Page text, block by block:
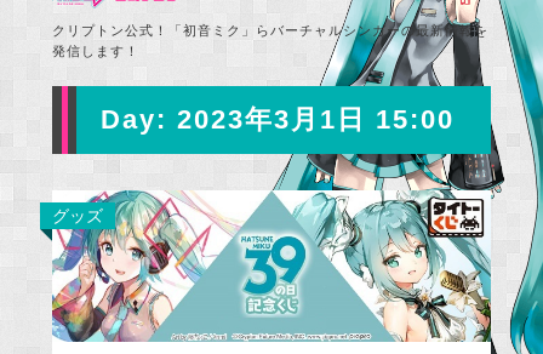
クリプトン公式！「初音ミク」らバーチャルシンガーの最新情報を
発信します！
Day: 2023年3月1日 15:00
グッズ